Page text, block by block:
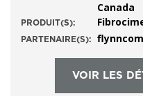
Canada
PRODUIT(S):
PARTENAIRE(S):
VOIR LES